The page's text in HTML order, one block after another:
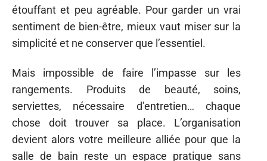
étouffant et peu agréable. Pour garder un vrai
sentiment de bien-être, mieux vaut miser sur la
simplicité et ne conserver que l’essentiel.
Mais impossible de faire l’impasse sur les
rangements. Produits de beauté, soins,
serviettes, nécessaire d’entretien… chaque
chose doit trouver sa place. L’organisation
devient alors votre meilleure alliée pour que la
salle de bain reste un espace pratique sans